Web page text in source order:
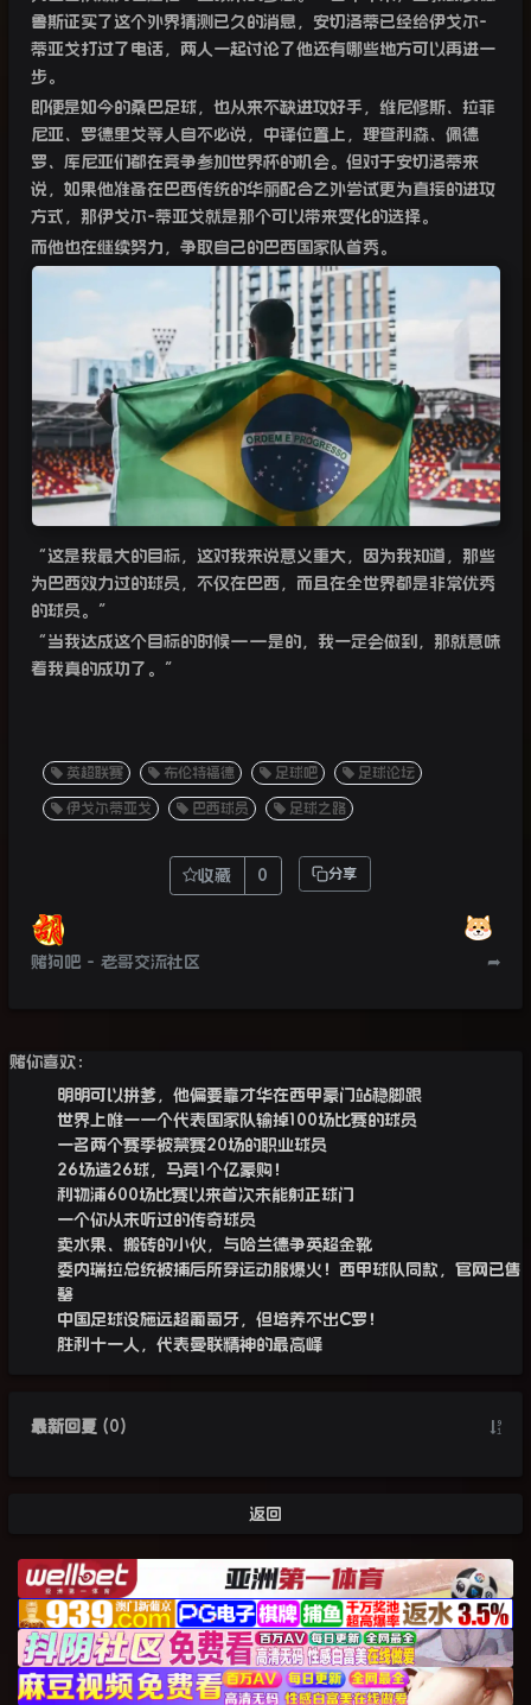
鲁斯证实了这个外界猜测已久的消息，安切洛蒂已经给伊戈尔-
蒂亚戈打过了电话，两人一起讨论了他还有哪些地方可以再进一
步。
即便是如今的桑巴足球，也从来不缺进攻好手，维尼修斯、拉菲
尼亚、罗德里戈等人自不必说，中锋位置上，理查利森、佩德
罗、库尼亚们都在竞争参加世界杯的机会。但对于安切洛蒂来
说，如果他准备在巴西传统的华丽配合之外尝试更为直接的进攻
方式，那伊戈尔-蒂亚戈就是那个可以带来变化的选择。
而他也在继续努力，争取自己的巴西国家队首秀。
“ 这是我最大的目标，这对我来说意义重大，因为我知道，那些
为巴西效力过的球员，不仅在巴西，而且在全世界都是非常优秀
的球员。”
“ 当我达成这个目标的时候——是的，我一定会做到，那就意味
着我真的成功了。”
英超联赛 布伦特福德 足球吧 足球论坛
伊戈尔蒂亚戈 巴西球员 足球之路
收藏 0 分享
赌狗吧 - 老哥交流社区 ➦
赌你喜欢：
明明可以拼爹，他偏要靠才华在西甲豪门站稳脚跟
世界上唯一一个代表国家队输掉100场比赛的球员
一名两个赛季被禁赛20场的职业球员
26场造26球，马竞1个亿豪购！
利物浦600场比赛以来首次未能射正球门
一个你从未听过的传奇球员
卖水果、搬砖的小伙，与哈兰德争英超金靴
委内瑞拉总统被捕后所穿运动服爆火！西甲球队同款，官网已售
罄
中国足球设施远超葡萄牙，但培养不出C罗！
胜利十一人，代表曼联精神的最高峰
最新回复 (0 )
返回